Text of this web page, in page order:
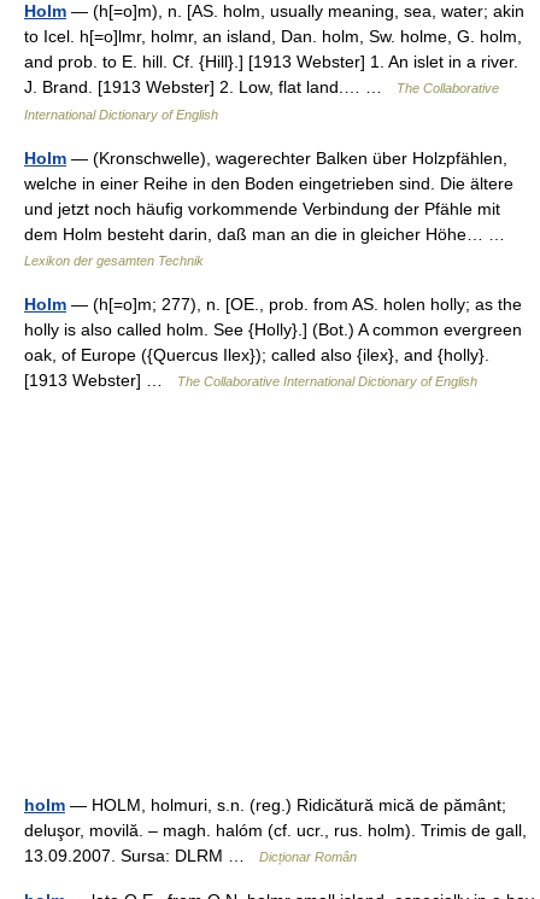
Holm — (h[=o]m), n. [AS. holm, usually meaning, sea, water; akin
to Icel. h[=o]lmr, holmr, an island, Dan. holm, Sw. holme, G. holm,
and prob. to E. hill. Cf. {Hill}.] [1913 Webster] 1. An islet in a river.
J. Brand. [1913 Webster] 2. Low, flat land.… …
The Collaborative
International Dictionary of English
Holm — (Kronschwelle), wagerechter Balken über Holzpfählen,
welche in einer Reihe in den Boden eingetrieben sind. Die ältere
und jetzt noch häufig vorkommende Verbindung der Pfähle mit
dem Holm besteht darin, daß man an die in gleicher Höhe… …
Lexikon der gesamten Technik
Holm — (h[=o]m; 277), n. [OE., prob. from AS. holen holly; as the
holly is also called holm. See {Holly}.] (Bot.) A common evergreen
oak, of Europe ({Quercus Ilex}); called also {ilex}, and {holly}.
[1913 Webster] …
The Collaborative International Dictionary of English
holm — HOLM, holmuri, s.n. (reg.) Ridicătură mică de pământ;
deluşor, movilă. – magh. halóm (cf. ucr., rus. holm). Trimis de gall,
13.09.2007. Sursa: DLRM …
Dicționar Român